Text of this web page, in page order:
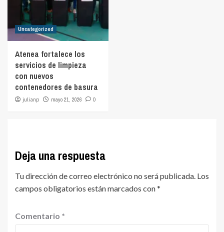
Uncategorized
Atenea fortalece los
servicios de limpieza
con nuevos
contenedores de basura
julianp mayo 21, 2026 0
Deja una respuesta
Tu dirección de correo electrónico no será publicada. Los
campos obligatorios están marcados con*
Comentario *